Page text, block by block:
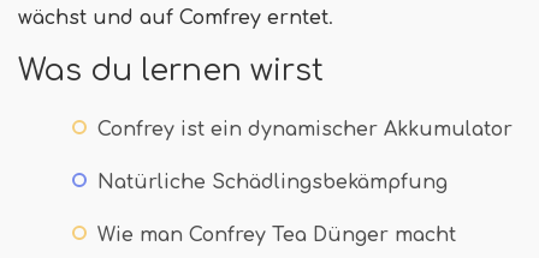
wächst und auf Comfrey erntet.
Was du lernen wirst
Confrey ist ein dynamischer Akkumulator
Natürliche Schädlingsbekämpfung
Wie man Confrey Tea Dünger macht